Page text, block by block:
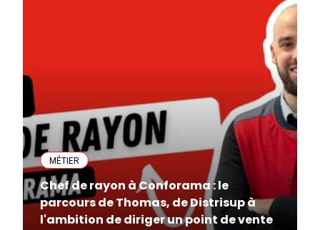
MÉTIER
Chef de rayon à Conforama : le
parcours de Thomas, de Distrisup à
l'ambition de diriger un point de vente